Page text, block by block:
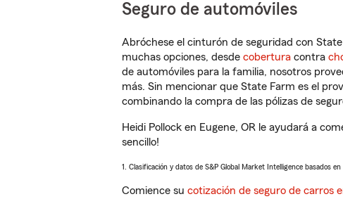
Seguro de automóviles
Abróchese el cinturón de seguridad con
muchas opciones, desde cobertura contra
de automóviles para la familia, nosotros
más. Sin mencionar que State Farm es el
combinando la compra de las pólizas de
Heidi Pollock en Eugene, OR le ayudará a
sencillo!
1. Clasificación y datos de S&P Global Market Intelligence basados
Comience su cotización de seguro de carros